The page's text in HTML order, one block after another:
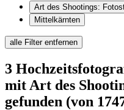
Art des Shootings:
Mittelkärnten
alle Filter entfernen
3
mit Art des
gefunden (von